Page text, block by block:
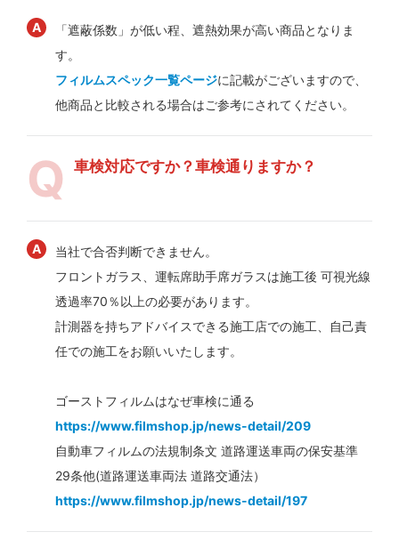
「遮蔽係数」が低い程、遮熱効果が高い商品となりま
す。
フィルムスペック一覧ページに記載がございますので、
他商品と比較される場合はご参考にされてください。
車検対応ですか？車検通りますか？
当社で合否判断できません。
フロントガラス、運転席助手席ガラスは施工後 可視光線
透過率70％以上の必要があります。
計測器を持ちアドバイスできる施工店での施工、自己責
任での施工をお願いいたします。
ゴーストフィルムはなぜ車検に通る
https://www.filmshop.jp/news-detail/209
自動車フィルムの法規制条文 道路運送車両の保安基準
29条他(道路運送車両法 道路交通法）
https://www.filmshop.jp/news-detail/197